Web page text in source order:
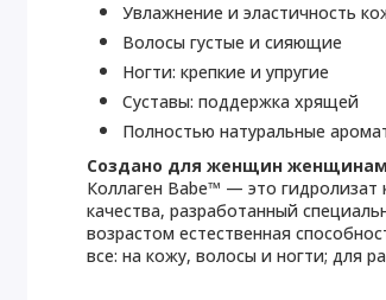
Увлажнение и эластичность
Волосы густые и сияющие
Ногти: крепкие и упругие
Суставы: поддержка хрящей
Полностью натуральные
Создано для женщин
Коллаген Babe™ — это гидролизат
качества, разработанный
возрастом естественная
все: на кожу, волосы и ногти; для